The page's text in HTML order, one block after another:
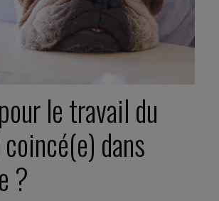
le travail du
dans
?